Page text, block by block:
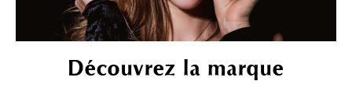
Découvrez la marque